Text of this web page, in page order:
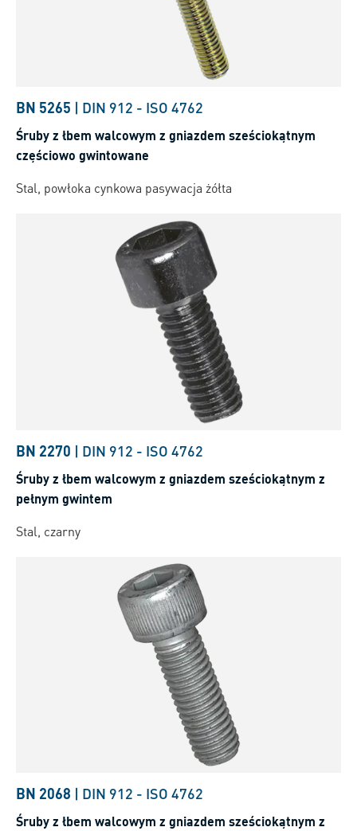
BN 5265 | DIN 912 - ISO 4762
Śruby z łbem walcowym z gniazdem sześciokątnym
częściowo gwintowane
Stal, powłoka cynkowa pasywacja żółta
BN 2270 | DIN 912 - ISO 4762
Śruby z łbem walcowym z gniazdem sześciokątnym z
pełnym gwintem
Stal, czarny
BN 2068 | DIN 912 - ISO 4762
Śruby z łbem walcowym z gniazdem sześciokątnym z